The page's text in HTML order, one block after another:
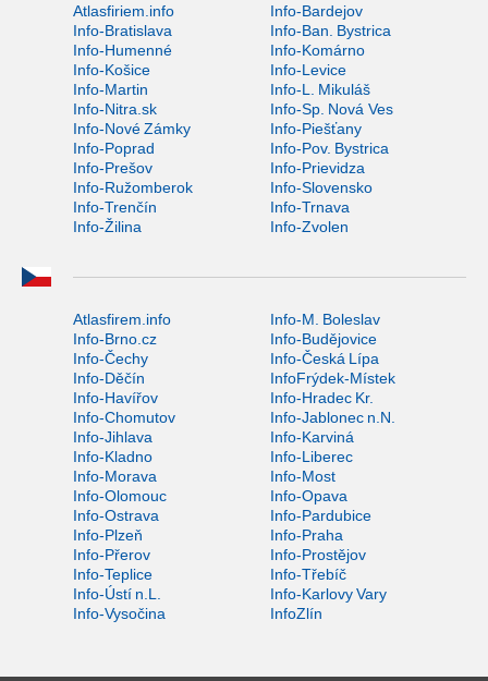
Atlasfiriem.info
Info-Bardejov
Info-Bratislava
Info-Ban. Bystrica
Info-Humenné
Info-Komárno
Info-Košice
Info-Levice
Info-Martin
Info-L. Mikuláš
Info-Nitra.sk
Info-Sp. Nová Ves
Info-Nové Zámky
Info-Piešťany
Info-Poprad
Info-Pov. Bystrica
Info-Prešov
Info-Prievidza
Info-Ružomberok
Info-Slovensko
Info-Trenčín
Info-Trnava
Info-Žilina
Info-Zvolen
Atlasfirem.info
Info-M. Boleslav
Info-Brno.cz
Info-Budějovice
Info-Čechy
Info-Česká Lípa
Info-Děčín
InfoFrýdek-Místek
Info-Havířov
Info-Hradec Kr.
Info-Chomutov
Info-Jablonec n.N.
Info-Jihlava
Info-Karviná
Info-Kladno
Info-Liberec
Info-Morava
Info-Most
Info-Olomouc
Info-Opava
Info-Ostrava
Info-Pardubice
Info-Plzeň
Info-Praha
Info-Přerov
Info-Prostějov
Info-Teplice
Info-Třebíč
Info-Ústí n.L.
Info-Karlovy Vary
Info-Vysočina
InfoZlín